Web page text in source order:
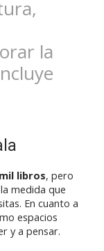
la
libros, pero
medida que
En cuanto a
espacios
y a pensar.